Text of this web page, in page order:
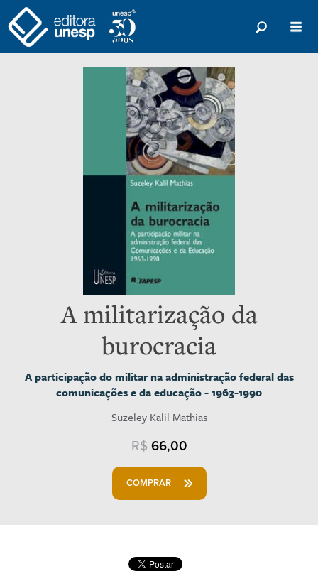
A militarização da
burocracia
A participação do militar na administração federal das
comunicações e da educação - 1963-1990
Suzeley Kalil Mathias
R$ 66,00
COMPRAR